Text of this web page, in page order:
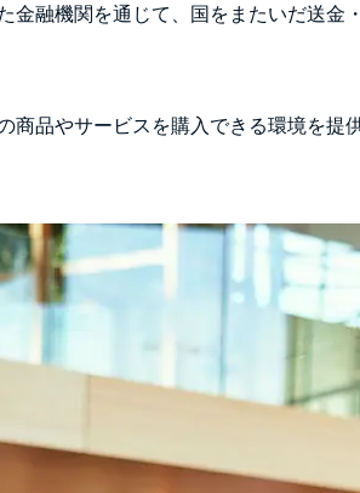
融機関を通じて、国をまたいだ送金
品やサービスを購入できる環境を提